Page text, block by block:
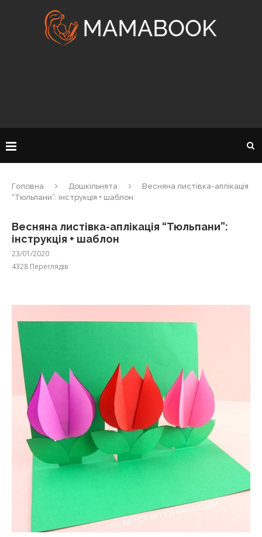
Головна Дошкільнята
Весняна листівка-аплікація
“Тюльпани”: інструкція + шаблон
Весняна листівка-аплікація “Тюльпани”:
інструкція + шаблон
23/01/2020
4328 Переглядів